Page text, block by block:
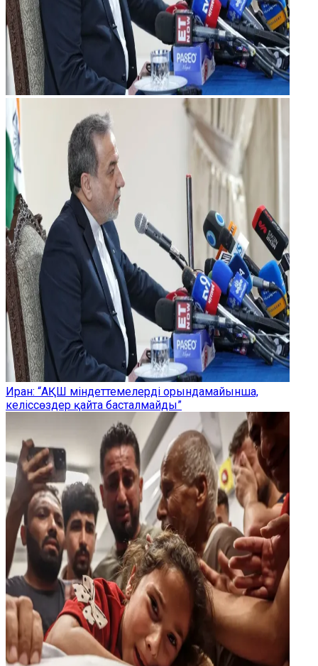
Иран: “АҚШ міндеттемелерді орындамайынша,
келіссөздер қайта басталмайды”